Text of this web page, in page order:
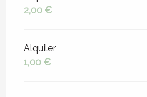
2,00 €
Alquiler
1,00 €